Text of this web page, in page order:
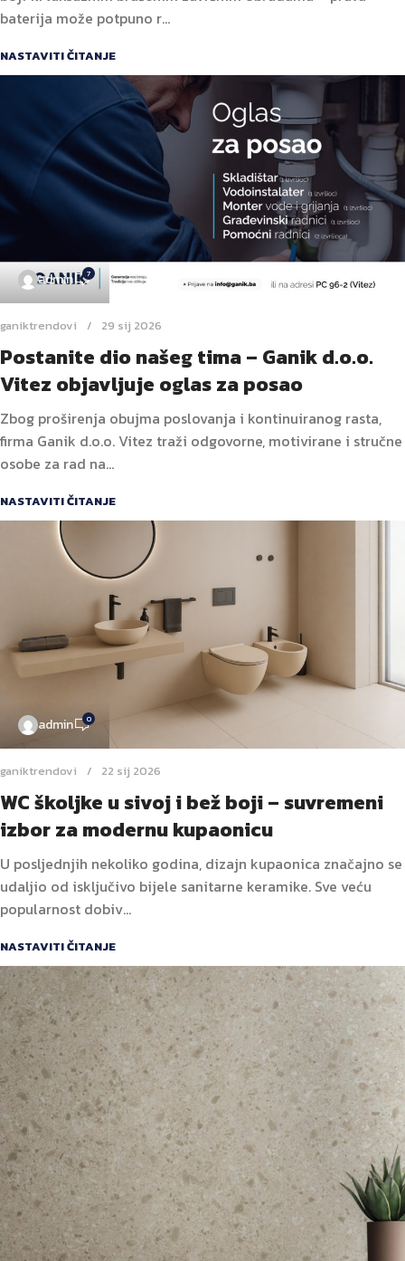
baterija može potpuno r...
NASTAVITI ČITANJE
admin 7
ganiktrendovi 29 sij 2026
Postanite dio našeg tima – Ganik d.o.o.
Vitez objavljuje oglas za posao
Zbog proširenja obujma poslovanja i kontinuiranog rasta,
firma Ganik d.o.o. Vitez traži odgovorne, motivirane i stručne
osobe za rad na...
NASTAVITI ČITANJE
admin 0
ganiktrendovi 22 sij 2026
WC školjke u sivoj i bež boji – suvremeni
izbor za modernu kupaonicu
U posljednjih nekoliko godina, dizajn kupaonica značajno se
udaljio od isključivo bijele sanitarne keramike. Sve veću
popularnost dobiv...
NASTAVITI ČITANJE